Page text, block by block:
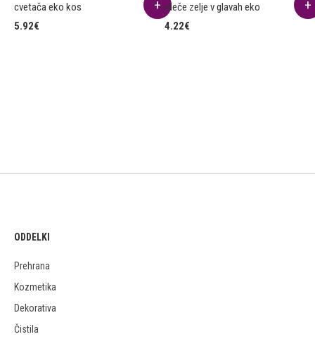
cvetača eko kos
5.92€
rdeče zelje v glavah eko
4.22€
ODDELKI
Prehrana
Kozmetika
Dekorativa
Čistila